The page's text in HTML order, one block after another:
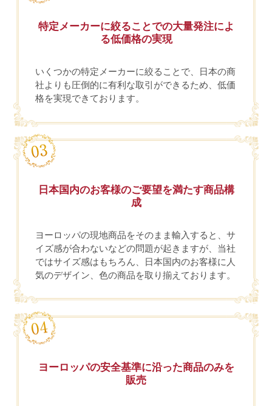
特定メーカーに絞ることでの大量発注によ
る低価格の実現
いくつかの特定メーカーに絞ることで、日本の商
社よりも圧倒的に有利な取引ができるため、低価
格を実現できております。
日本国内のお客様のご要望を満たす商品構
成
ヨーロッパの現地商品をそのまま輸入すると、サ
イズ感が合わないなどの問題が起きますが、当社
ではサイズ感はもちろん、日本国内のお客様に人
気のデザイン、色の商品を取り揃えております。
ヨーロッパの安全基準に沿った商品のみを
販売